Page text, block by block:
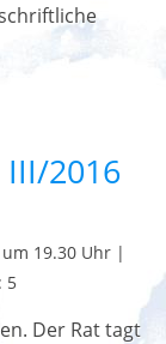
2016
19.30 Uhr |
5
Der Rat tagt